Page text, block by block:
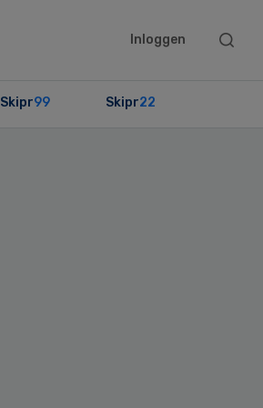
Inloggen
Search
Skipr99 Skipr22